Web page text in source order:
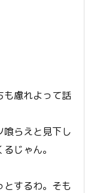
も慮れよって話
喰らえと見下し
じゃん。
とするわ。そも